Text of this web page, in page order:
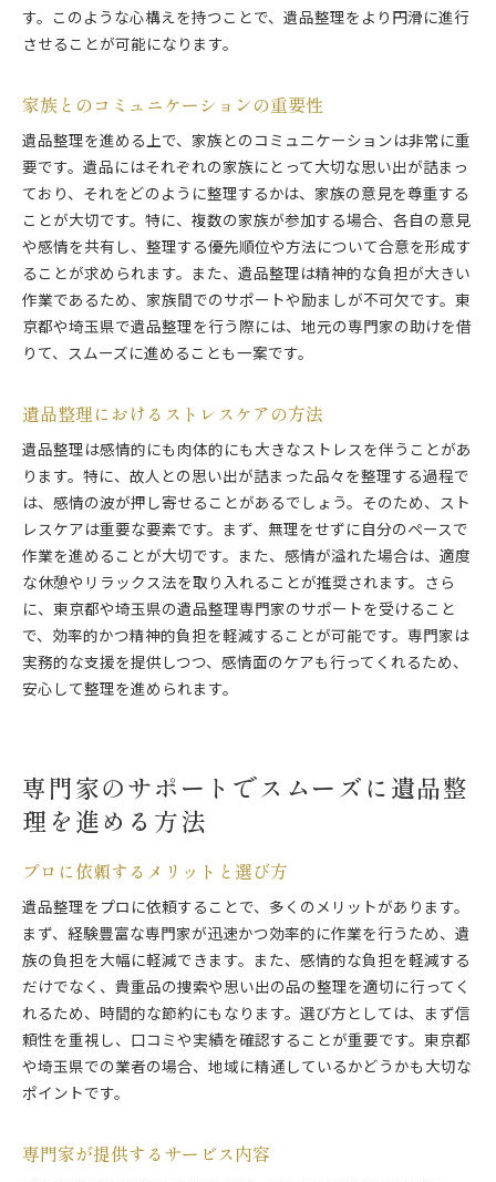
す。このような心構えを持つことで、遺品整理をより円滑に進行
させることが可能になります。
家族とのコミュニケーションの重要性
遺品整理を進める上で、家族とのコミュニケーションは非常に重
要です。遺品にはそれぞれの家族にとって大切な思い出が詰まっ
ており、それをどのように整理するかは、家族の意見を尊重する
ことが大切です。特に、複数の家族が参加する場合、各自の意見
や感情を共有し、整理する優先順位や方法について合意を形成す
ることが求められます。また、遺品整理は精神的な負担が大きい
作業であるため、家族間でのサポートや励ましが不可欠です。東
京都や埼玉県で遺品整理を行う際には、地元の専門家の助けを借
りて、スムーズに進めることも一案です。
遺品整理におけるストレスケアの方法
遺品整理は感情的にも肉体的にも大きなストレスを伴うことがあ
ります。特に、故人との思い出が詰まった品々を整理する過程で
は、感情の波が押し寄せることがあるでしょう。そのため、スト
レスケアは重要な要素です。まず、無理をせずに自分のペースで
作業を進めることが大切です。また、感情が溢れた場合は、適度
な休憩やリラックス法を取り入れることが推奨されます。さら
に、東京都や埼玉県の遺品整理専門家のサポートを受けること
で、効率的かつ精神的負担を軽減することが可能です。専門家は
実務的な支援を提供しつつ、感情面のケアも行ってくれるため、
安心して整理を進められます。
専門家のサポートでスムーズに遺品整
理を進める方法
プロに依頼するメリットと選び方
遺品整理をプロに依頼することで、多くのメリットがあります。
まず、経験豊富な専門家が迅速かつ効率的に作業を行うため、遺
族の負担を大幅に軽減できます。また、感情的な負担を軽減する
だけでなく、貴重品の捜索や思い出の品の整理を適切に行ってく
れるため、時間的な節約にもなります。選び方としては、まず信
頼性を重視し、口コミや実績を確認することが重要です。東京都
や埼玉県での業者の場合、地域に精通しているかどうかも大切な
ポイントです。
専門家が提供するサービス内容